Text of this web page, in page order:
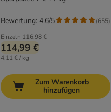
Einzeln 116,98 €
114,99 €
4,11 € / kg
Bewertung: 4.6/5 (655)
Zum Warenkorb
hinzufügen